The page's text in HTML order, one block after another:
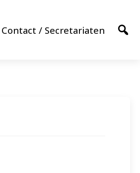
Contact / Secretariaten